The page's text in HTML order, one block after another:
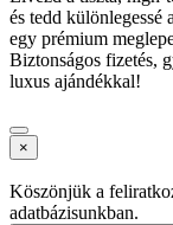
és tedd különlegessé
egy prémium
Biztonságos fizetés,
luxus ajándékkal!
×
Köszönjük a
adatbázisunkban.